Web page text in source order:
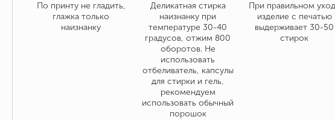
По принту не гладить,
глажка только
наизнанку
Деликатная стирка
наизнанку при
температуре 30-40
градусов, отжим 800
оборотов. Не
использовать
отбеливатель, капсулы
для стирки и гель,
рекомендуем
использовать обычный
порошок
При правильном
изделие с печатью
выдерживает 30-50
стирок